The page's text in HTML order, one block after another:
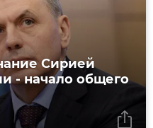
Сирией
- начало общего